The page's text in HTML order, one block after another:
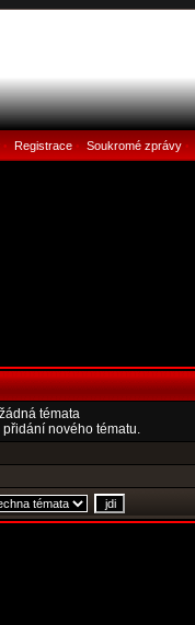
• Registrace• Soukromé zprávy•
témata
nového tématu.